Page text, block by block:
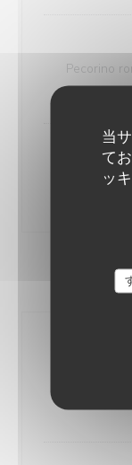
当
て
ッ
Pecorino
Crème /
Jeunes